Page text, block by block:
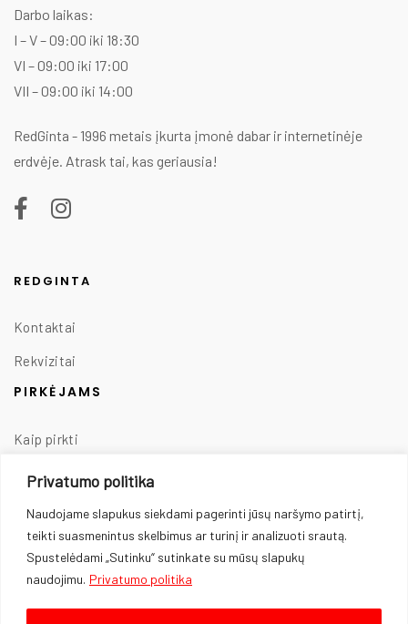
Privatumo politika
Naudojame slapukus siekdami pagerinti jūsų naršymo patirtį,
teikti suasmenintus skelbimus ar turinį ir analizuoti srautą.
Spustelėdami „Sutinku“ sutinkate su mūsų slapukų
naudojimu. Privatumo politika
Darbo laikas:
I – V – 09:00 iki 18:30
VI – 09:00 iki 17:00
VII – 09:00 iki 14:00
RedGinta - 1996 metais įkurta įmonė dabar ir internetinėje
erdvėje. Atrask tai, kas geriausia!
REDGINTA
Kontaktai
Rekvizitai
PIRKĖJAMS
Kaip pirkti
Taisyklės
Prekių pristatymas
Prekių grąžinimas
Privatumo politika
Slapukų naudojimas